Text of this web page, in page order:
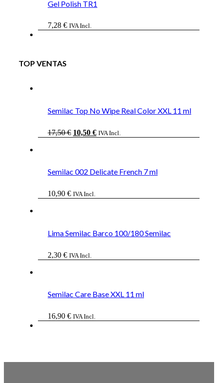
Gel Polish TR1
7,28 € IVA Incl.
TOP VENTAS
Semilac Top No Wipe Real Color XXL 11 ml
17,50€ El
10,50 €ElIVA Incl.
Semilac 002 Delicate French 7 ml
10,90 € IVA Incl.
Lima Semilac Barco 100/180 Semilac
2,30 € IVA Incl.
Semilac Care Base XXL 11 ml
16,90 € IVA Incl.